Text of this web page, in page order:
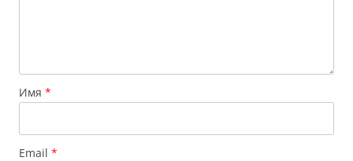
Имя *
Email *